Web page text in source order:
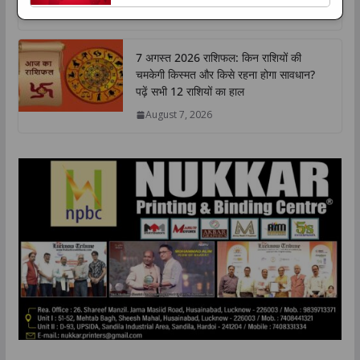
p
k
n
k
August 8, 2026
7 अगस्त 2026 राशिफल: किन राशियों की
चमकेगी किस्मत और किसे रहना होगा सावधान?
पढ़ें सभी 12 राशियों का हाल
August 7, 2026
समाजवादी पार्टी प्रमुख अखिलेश यादव के भाजपा पर ब्राह्मणों
करारा जवाब ...